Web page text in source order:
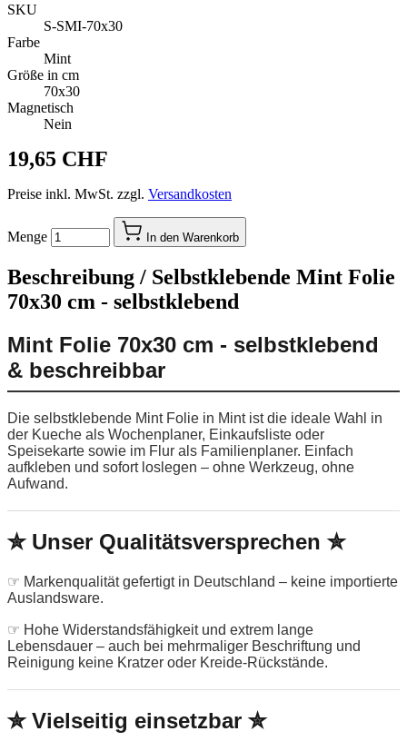
SKU
S-SMI-70x30
Farbe
Mint
Größe in cm
70x30
Magnetisch
Nein
19,65 CHF
Preise inkl. MwSt. zzgl. Versandkosten
Menge In den Warenkorb
Beschreibung / Selbstklebende Mint Folie
70x30 cm - selbstklebend
Mint Folie 70x30 cm - selbstklebend
& beschreibbar
Die selbstklebende Mint Folie in Mint ist die ideale Wahl in
der Kueche als Wochenplaner, Einkaufsliste oder
Speisekarte sowie im Flur als Familienplaner. Einfach
aufkleben und sofort loslegen – ohne Werkzeug, ohne
Aufwand.
✮ Unser Qualitätsversprechen ✮
☞ Markenqualität gefertigt in Deutschland – keine importierte
Auslandsware.
☞ Hohe Widerstandsfähigkeit und extrem lange
Lebensdauer – auch bei mehrmaliger Beschriftung und
Reinigung keine Kratzer oder Kreide-Rückstände.
✮ Vielseitig einsetzbar ✮